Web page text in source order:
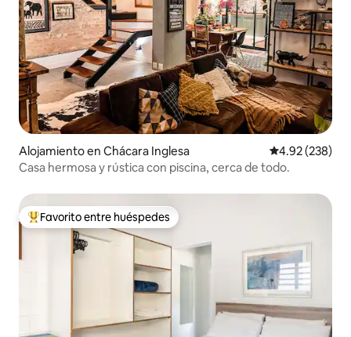
Alojamiento en Chácara Inglesa Calificación
4.92 (238)
Casa hermosa y rústica con piscina, cerca de todo.
Favorito entre huéspedes preferido
Favorito entre huéspedes